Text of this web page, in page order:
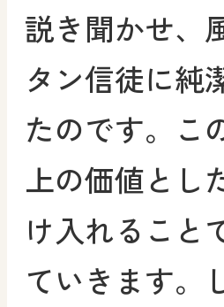
説き聞かせ、
タン信徒に純
たのです。こ
上の価値とし
け入れること
ていきます。